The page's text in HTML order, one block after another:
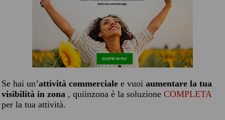
Se hai un’attività commerciale e vuoi aumentare la tua
visibilità in zona , quiinzona è la soluzione COMPLETA
per la tua attività.